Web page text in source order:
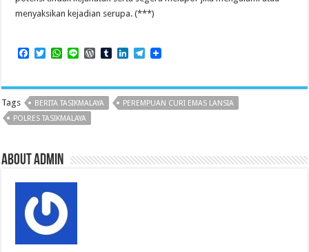
menyaksikan kejadian serupa. (***)
F
e
b
o
o
T
t
t
e
r
W
t
s
A
p
L
e
W
d
P
r
T
b
l
r
L
k
e
d
T
e
g
r
Tags BERITA TASIKMALAYA
PEREMPUAN CURI EMAS LANSIA
POLRES TASIKMALAYA
About admin